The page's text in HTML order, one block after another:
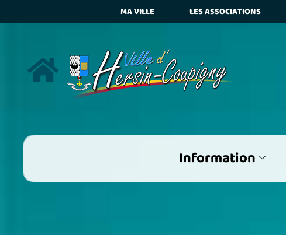
MA VILLE LES ASSOCIATIONS
Information
Mot entier